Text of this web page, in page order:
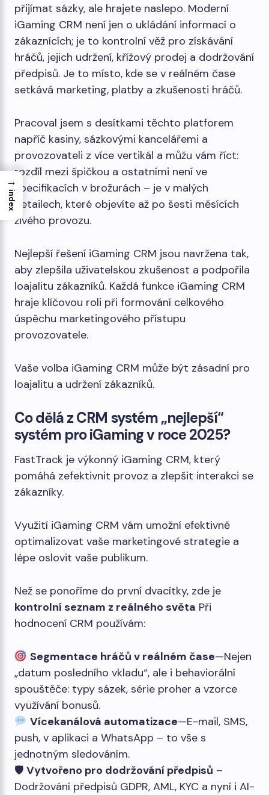
přijímat sázky, ale hrajete naslepo. Moderní
iGaming CRM není jen o ukládání informací o
zákaznících; je to kontrolní věž pro získávání
hráčů, jejich udržení, křížový prodej a dodržování
předpisů. Je to místo, kde se v reálném čase
setkává marketing, platby a zkušenosti hráčů.
Pracoval jsem s desítkami těchto platforem
napříč kasiny, sázkovými kancelářemi a
provozovateli z více vertikál a můžu vám říct:
rozdíl mezi špičkou a ostatními není ve
specifikacích v brožurách – je v malých
detailech, které objevíte až po šesti měsících
živého provozu.
Nejlepší řešení iGaming CRM jsou navržena tak,
aby zlepšila uživatelskou zkušenost a podpořila
loajalitu zákazníků. Každá funkce iGaming CRM
hraje klíčovou roli při formování celkového
úspěchu marketingového přístupu
provozovatele.
Vaše volba iGaming CRM může být zásadní pro
loajalitu a udržení zákazníků.
Co dělá z CRM systém „nejlepší“
systém pro iGaming v roce 2025?
FastTrack je výkonný iGaming CRM, který
pomáhá zefektivnit provoz a zlepšit interakci se
zákazníky.
Využití iGaming CRM vám umožní efektivně
optimalizovat vaše marketingové strategie a
lépe oslovit vaše publikum.
Než se ponoříme do první dvacítky, zde je
kontrolní seznam z reálného světa Při
hodnocení CRM používám:
Segmentace hráčů v reálném čase—Nejen
„datum posledního vkladu“, ale i behaviorální
spouštěče: typy sázek, série proher a vzorce
využívání bonusů.
Vícekanálová automatizace—E-mail, SMS,
push, v aplikaci a WhatsApp – to vše s
jednotným sledováním.
🛡 Vytvořeno pro dodržování předpisů –
Dodržování předpisů GDPR, AML, KYC a nyní i AI-
→
index